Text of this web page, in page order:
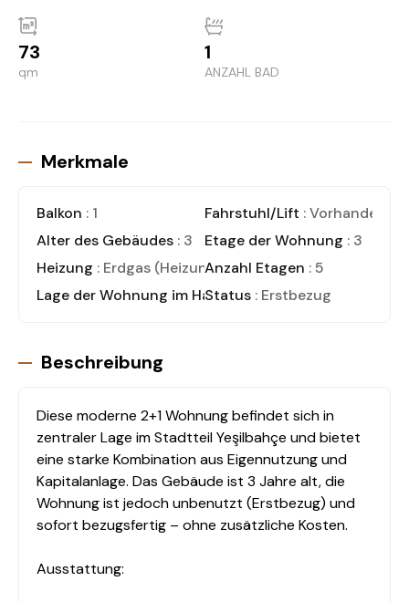
73
qm
1
ANZAHL BAD
Merkmale
Balkon : 1 Fahrstuhl/Lift : Vorhanden
Alter des Gebäudes : 3 Etage der Wohnung : 3
Heizung : Erdgas (Heizungskessel)
Anzahl Etagen : 5
Lage der Wohnung im Haus: Wohnung
Status : Erstbezug
Beschreibung
Diese moderne 2+1 Wohnung befindet sich in
zentraler Lage im Stadtteil Yeşilbahçe und bietet
eine starke Kombination aus Eigennutzung und
Kapitalanlage. Das Gebäude ist 3 Jahre alt, die
Wohnung ist jedoch unbenutzt (Erstbezug) und
sofort bezugsfertig – ohne zusätzliche Kosten.
Ausstattung: